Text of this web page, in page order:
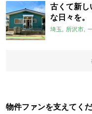
古くて新し
な日々を。
埼玉 所沢市
物件ファンを支えてく